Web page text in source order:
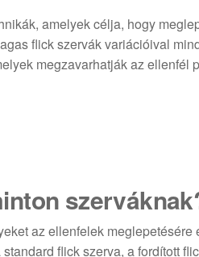
amelyek célja, hogy
flick szervák variációival
megzavarhatják az ellenfél
az ellenfelek meglepetésére
flick szerva, a fordított